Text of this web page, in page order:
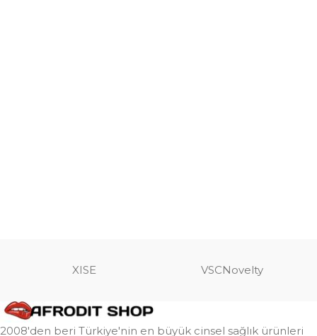
XISE VSCNovelty
2008'den beri Türkiye'nin en büyük cinsel sağlık ürünleri